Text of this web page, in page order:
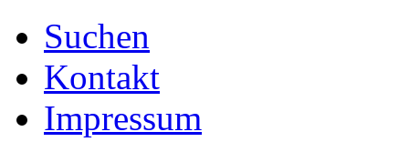
Suchen
Kontakt
Impressum